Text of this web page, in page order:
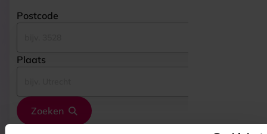
Postcode
Plaats
Zoeken